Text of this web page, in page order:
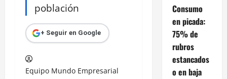
población
+ Seguir en Google
Equipo Mundo Empresarial
Consumo
en picada:
75% de
rubros
estancados
o en baja